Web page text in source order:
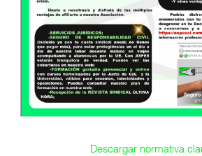
Descargar normativa